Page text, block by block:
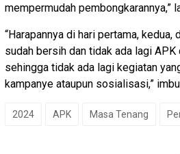
mempermudah pembongkarannya,”
“Harapannya di hari pertama, kedua,
sudah bersih dan tidak ada lagi APK
sehingga tidak ada lagi kegiatan
kampanye ataupun sosialisasi,”
2024 APK Masa Tenang